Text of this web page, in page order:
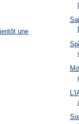
une